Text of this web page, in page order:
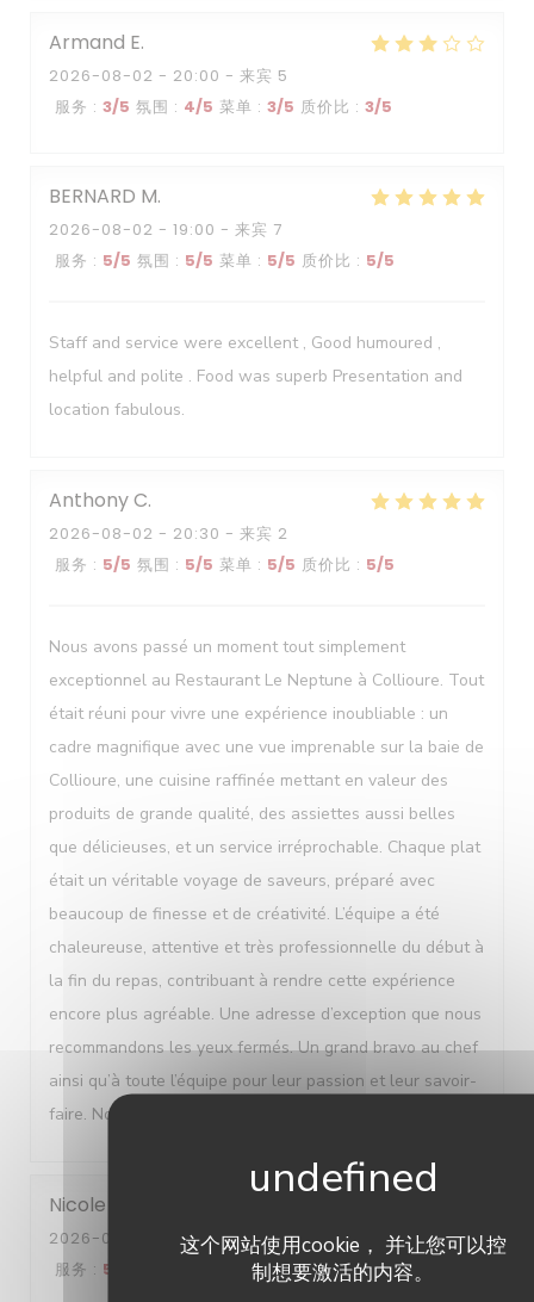
这个网站使用cookie， 并让您可以控
制想要激活的内容。
Armand E
2026-08-02 - 20:00 - 来宾 5
服务 : 3/5 氛围 : 4/5 菜单 : 3/5 质价比 : 3/5
BERNARD M
2026-08-02 - 19:00 - 来宾 7
服务 : 5/5 氛围 : 5/5 菜单 : 5/5 质价比 : 5/5
Staff and service were excellent , Good humoured ,
helpful and polite . Food was superb Presentation and
location fabulous.
AnthonyC
2026-08-02 - 20:30 - 来宾 2
服务 : 5/5 氛围 : 5/5 菜单 : 5/5 质价比 : 5/5
Nous avons passé un moment tout simplement
exceptionnel au Restaurant Le Neptune à Collioure. Tout
était réuni pour vivre une expérience inoubliable : un
cadre magnifique avec une vue imprenable sur la baie de
Collioure, une cuisine raffinée mettant en valeur des
produits de grande qualité, des assiettes aussi belles
que délicieuses, et un service irréprochable. Chaque plat
était un véritable voyage de saveurs, préparé avec
beaucoup de finesse et de créativité. L’équipe a été
chaleureuse, attentive et très professionnelle du début à
la fin du repas, contribuant à rendre cette expérience
encore plus agréable. Une adresse d’exception que nous
recommandons les yeux fermés. Un grand bravo au chef
ainsi qu’à toute l’équipe pour leur passion et leur savoir-
faire. Nous reviendrons avec un immense plaisir !
Nicole
2026-08-01
- 20:00 - 来宾 5
服务 : 5 菜单: 5/5 质价比: 4/5